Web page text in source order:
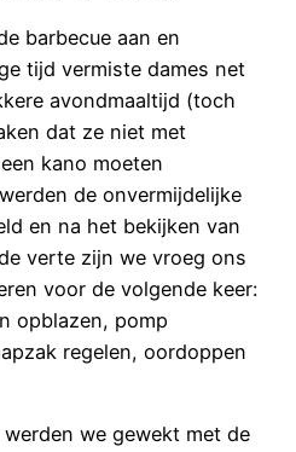
barbecue aan en
tijd vermiste dames net
avondmaaltijd (toch
dat ze niet met
kano moeten
de onvermijdelijke
en na het bekijken van
verte zijn we vroeg ons
voor de volgende keer:
opblazen, pomp
regelen, oordoppen
werden we gewekt met de